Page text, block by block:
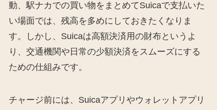
動、駅ナカでの買い物をまとめてSuicaで支払いた
い場面では、残高を多めにしておきたくなりま
す。しかし、Suicaは高額決済用の財布というよ
り、交通機関や日常の少額決済をスムーズにする
ための仕組みです。
チャージ前には、Suicaアプリやウォレットアプリ